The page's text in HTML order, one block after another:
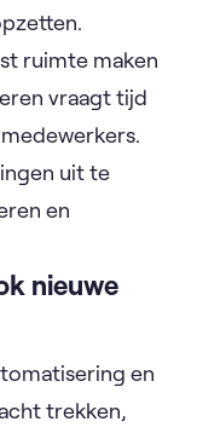
ruimte maken
vraagt tijd
uit te
en
nieuwe
en
trekken,